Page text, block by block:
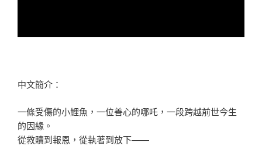
中文簡介：
一條受傷的小鯉魚，一位善心的哪吒，一段跨越前世今生
的因緣。
從救贖到報恩，從執著到放下——